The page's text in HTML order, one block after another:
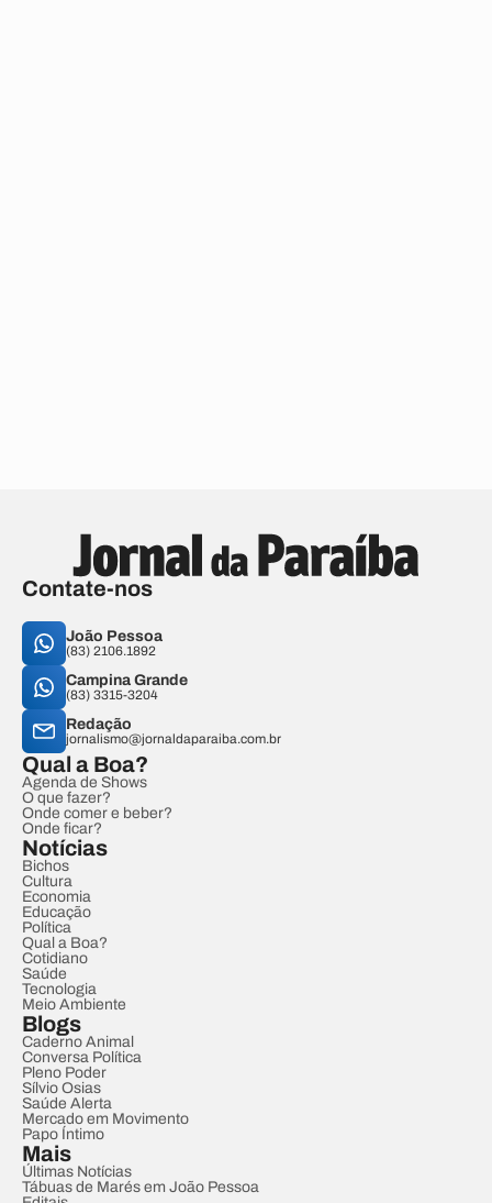
Contate-nos
João Pessoa
(83) 2106.1892
Campina Grande
(83) 3315-3204
Redação
jornalismo@jornaldaparaiba.com.br
Qual a Boa?
Agenda de Shows
O que fazer?
Onde comer e beber?
Onde ficar?
Notícias
Bichos
Cultura
Economia
Educação
Política
Qual a Boa?
Cotidiano
Saúde
Tecnologia
Meio Ambiente
Blogs
Caderno Animal
Conversa Política
Pleno Poder
Sílvio Osias
Saúde Alerta
Mercado em Movimento
Papo Íntimo
Mais
Últimas Notícias
Tábuas de Marés em João Pessoa